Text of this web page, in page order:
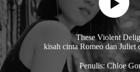
These Violent
kisah cinta Romeo dan Juliet
Penulis: Chloe